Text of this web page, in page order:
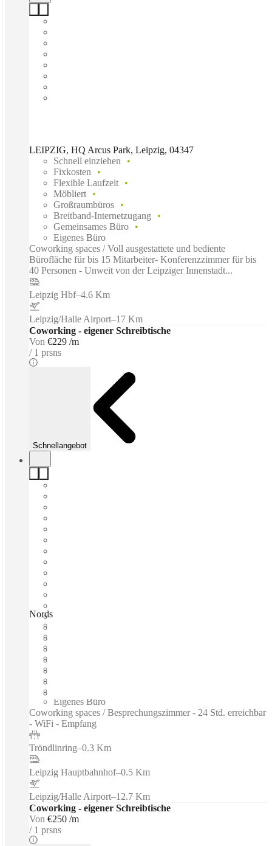
LEIPZIG, HQ Arcus Park, Leipzig, 04347
Schnell einziehen
Fixkosten
Flexible Laufzeit
Möbliert
Großraumbüros
Breitband-Internetzugang
Gemeinsames Büro
Eigenes Büro
Coworking spaces / Voll ausgestattete und bediente
Bürofläche für bis 15 Mitarbeiter- Konferenzzimmer für bis
40 Personen - Unweit von der Leipziger Innenstadt...
Leipzig Hbf–4.6 Km
Leipzig/Halle Airport–17 Km
Coworking - eigener Schreibtische
Von €229 /m
1 prsns
Schnellangebot
Nordstrasse, Leipzig, 04105
Eigenes Büro
Coworking spaces / Besprechungszimmer - 24 Std. erreichbar
- WiFi - Empfang
Tröndlinring–0.3 Km
Leipzig Hauptbahnhof–0.5 Km
Leipzig/Halle Airport–12.7 Km
Coworking - eigener Schreibtische
Von €250 /m
1 prsns